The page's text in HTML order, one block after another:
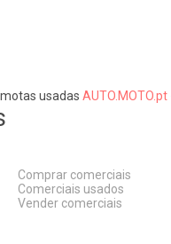
usadas AUTO.MOTO.pt
Comprar comerciais
Comerciais usados
Vender comerciais